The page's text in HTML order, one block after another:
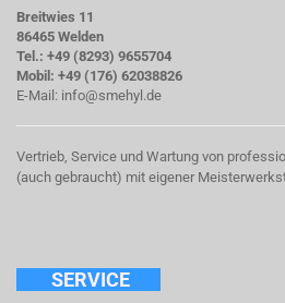
Breitwies 11
86465 Welden
Tel.: +49 (8293) 9655704
Mobil: +49 (176) 62038826
E-Mail: info@smehyl.de
Vertrieb, Service und Wartung von
(auch gebraucht) mit eigener
SERVICE